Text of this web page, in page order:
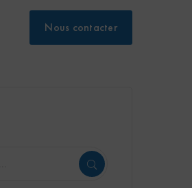
Nous contacter